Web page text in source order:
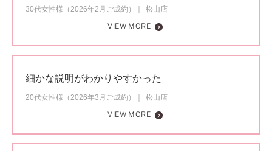
30代女性様（2026年2月ご成約）
松山店
VIEW MORE
細かな説明がわかりやすかった
20代女性様（2026年3月ご成約）
松山店
VIEW MORE